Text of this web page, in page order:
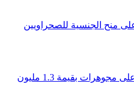
منح الجنسية للصحراويين
ثاباتيرو يؤكد أمام القضاء حصوله على مجوهرات بقيمة 1.3 مليون